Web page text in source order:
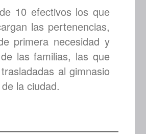
10 efectivos los que
las pertenencias,
primera necesidad y
las familias, las que
al gimnasio
la ciudad.